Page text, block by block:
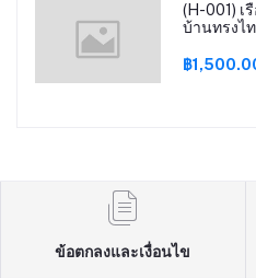
(H-001) เ
บ้านทรงไ
฿
ข้อตกลงและเงื่อนไข